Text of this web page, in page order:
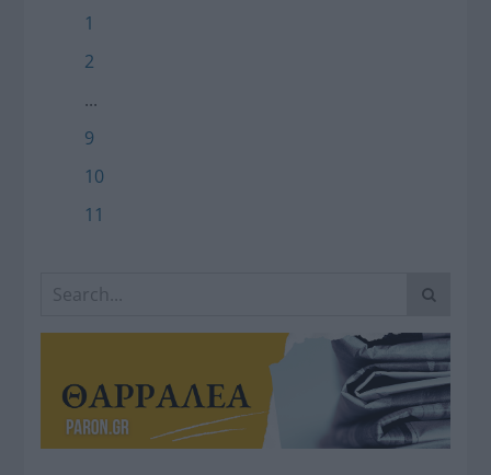
1
2
...
9
10
11